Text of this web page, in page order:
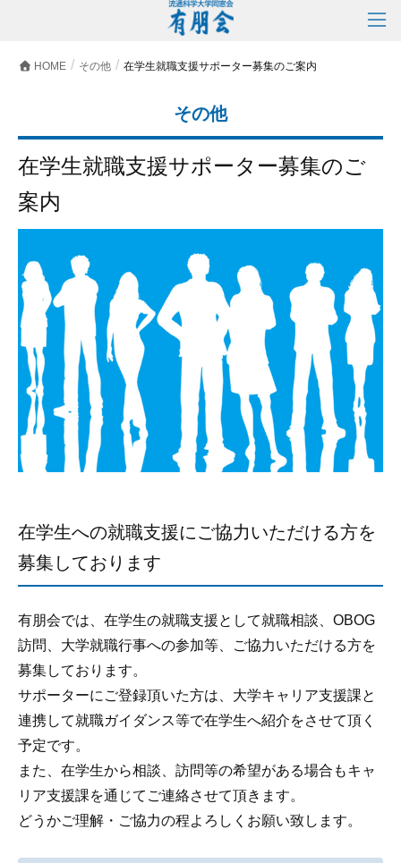
HOME その他 在学生就職支援サポーター募集のご案内
その他
在学生就職支援サポーター募集のご
案内
在学生への就職支援にご協力いただける方を
募集しております
有朋会では、在学生の就職支援として就職相談、OBOG
訪問、大学就職行事への参加等、ご協力いただける方を
募集しております。
サポーターにご登録頂いた方は、大学キャリア支援課と
連携して就職ガイダンス等で在学生へ紹介をさせて頂く
予定です。
また、在学生から相談、訪問等の希望がある場合もキャ
リア支援課を通じてご連絡させて頂きます。
どうかご理解・ご協力の程よろしくお願い致します。